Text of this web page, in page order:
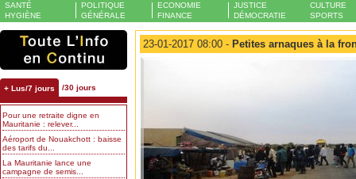
SANTÉ
HYGIÈNE
POLITIQUE
GÉNÉRALE
ECONOMIE
FINANCE
JUSTICE
DÉMOCRATIE
CULTURE
SPORTS
+ Lus/7 jours /30 jours
Pour une retraite digne en
Mauritanie : relever...
Aéroport de Nouakchott : baisse
des tarifs du...
La Mauritanie lance une
campagne de semis...
23-01-2017 08:00 - Petites arnaques à la